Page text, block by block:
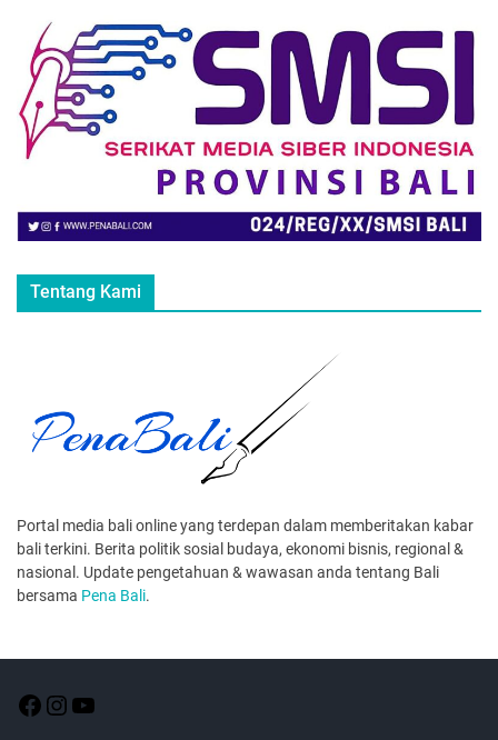
Tentang Kami
Portal media bali online yang terdepan dalam memberitakan kabar
bali terkini. Berita politik sosial budaya, ekonomi bisnis, regional &
nasional. Update pengetahuan & wawasan anda tentang Bali
bersama Pena Bali.